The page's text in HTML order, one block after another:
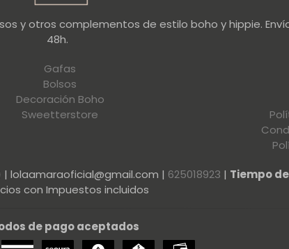
y otros complementos de estilo boho y hippie.
48h.
Gafas
Bolsos
Decoración Boho
Sweetterstore
lolaamaraoficial@gmail.com | 625018923 | Tiempo
con Impuestos incluidos
de pago aceptados